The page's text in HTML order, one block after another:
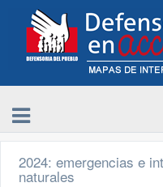
2024: emergencias e
naturales